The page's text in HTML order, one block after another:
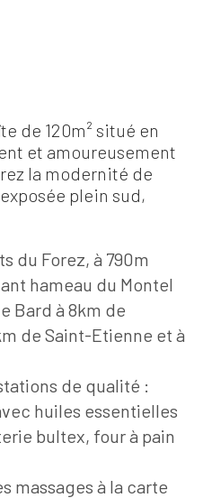
de 120m² situé en
et amoureusement
la modernité de
plein sud,
du Forez, à 790m
hameau du Montel
Bard à 8km de
de Saint-Etienne et à
de qualité :
huiles essentielles
bultex, four à pain
massages à la carte